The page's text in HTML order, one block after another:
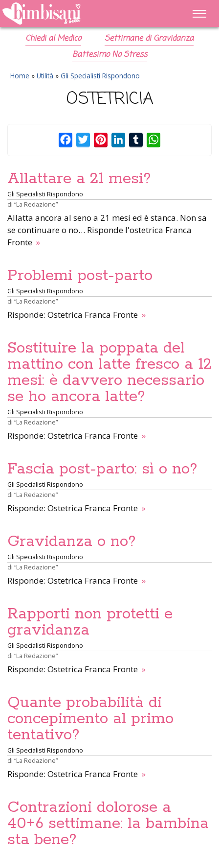
Chiedi al Medico
Settimane di Gravidanza
Battesimo No Stress
Home » Utilità » Gli Specialisti Rispondono
OSTETRICIA
FacebookTwitterPinterestLinkedInTumblr
Allattare a 21 mesi?
Gli Specialisti Rispondono
di “La Redazione”
Allatta ancora al seno a 21 mesi ed è stanca. Non sa
se continuare o no… Risponde l'ostetrica Franca
Fronte »
Problemi post-parto
Gli Specialisti Rispondono
di “La Redazione”
Risponde: Ostetrica Franca Fronte »
Sostituire la poppata del
mattino con latte fresco a 12
mesi: è davvero necessario
se ho ancora latte?
Gli Specialisti Rispondono
di “La Redazione”
Risponde: Ostetrica Franca Fronte »
Fascia post-parto: sì o no?
Gli Specialisti Rispondono
di “La Redazione”
Risponde: Ostetrica Franca Fronte »
Gravidanza o no?
Gli Specialisti Rispondono
di “La Redazione”
Risponde: Ostetrica Franca Fronte »
Rapporti non protetti e
gravidanza
Gli Specialisti Rispondono
di “La Redazione”
Risponde: Ostetrica Franca Fronte »
Quante probabilità di
concepimento al primo
tentativo?
Gli Specialisti Rispondono
di “La Redazione”
Risponde: Ostetrica Franca Fronte »
Contrazioni dolorose a
40+6 settimane: la bambina
sta bene?